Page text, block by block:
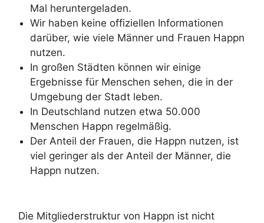
Mal heruntergeladen.
Wir haben keine offiziellen Informationen
darüber, wie viele Männer und Frauen Happn
nutzen.
In großen Städten können wir einige
Ergebnisse für Menschen sehen, die in der
Umgebung der Stadt leben.
In Deutschland nutzen etwa 50.000
Menschen Happn regelmäßig.
Der Anteil der Frauen, die Happn nutzen, ist
viel geringer als der Anteil der Männer, die
Happn nutzen.
Die Mitgliederstruktur von Happn ist nicht